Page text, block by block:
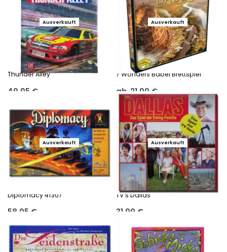
Ausverkauft
Thunder Alley
49,95 €
Ausverkauft
7 Wonders Babel Brettspiel
ab 21,99€
Ausführung wählen
Ausverkauft
Diplomacy 41307
58,95 €
Ausverkauft
TV’s Dallas
31,99 €